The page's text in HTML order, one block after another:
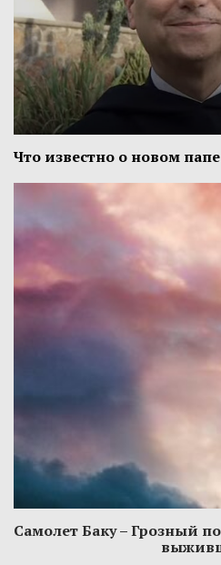
Что известно о новом
Самолет Баку – Грозный